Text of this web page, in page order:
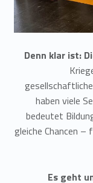
Denn klar ist:
haben viele
bedeutet
gleiche Chancen –
Es geht